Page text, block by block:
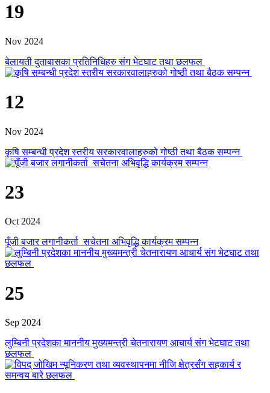
19
Nov 2024
बेलायती दुताबासका प्रतिनिधिहरु संग भेटघाट तथा छलफल
12
Nov 2024
कृषि सम्बन्धी प्रदेश स्तरीय सरकारवालाहरुको गोष्ठी तथा बैठक सम्पन्न
23
Oct 2024
पूँजी बजार लगानीकर्ता सचेतना अभिवृद्धि कार्यक्रम सम्पन्न
25
Sep 2024
लुम्बिनी प्रदेशका माननीय मुख्यमन्त्री चेतनारायण आचार्य संग भेटघाट तथा
छलफल